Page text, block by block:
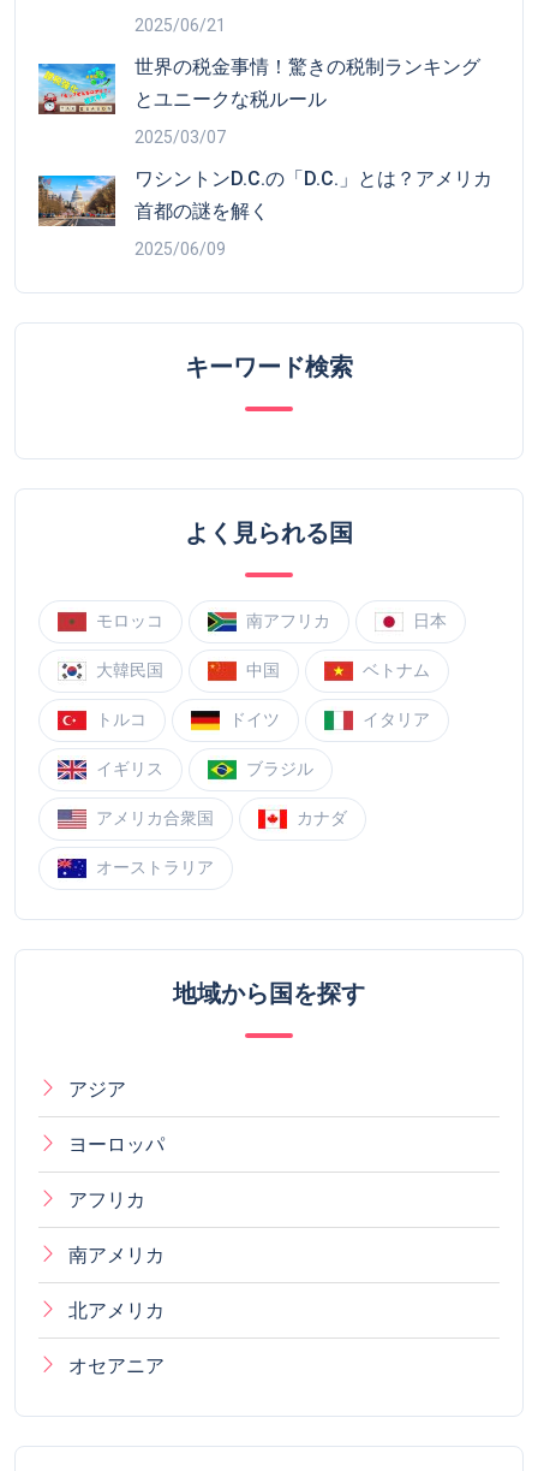
2025/06/21
世界の税金事情！驚きの税制ランキング
とユニークな税ルール
2025/03/07
ワシントンD.C.の「D.C.」とは？アメリカ
首都の謎を解く
2025/06/09
キーワード検索
よく見られる国
モロッコ 南アフリカ 日本
大韓民国 中国 ベトナム
トルコ ドイツ イタリア
イギリス ブラジル
アメリカ合衆国 カナダ
オーストラリア
地域から国を探す
アジア
ヨーロッパ
アフリカ
南アメリカ
北アメリカ
オセアニア